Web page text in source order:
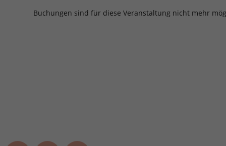
Buchungen sind für diese Veranstaltung nicht mehr